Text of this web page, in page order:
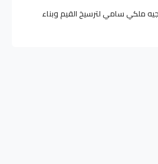
ملكي سامي لترسيخ القيم وبناء